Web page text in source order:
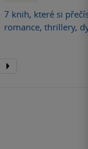
7 knih, které si
romance, thrillery,